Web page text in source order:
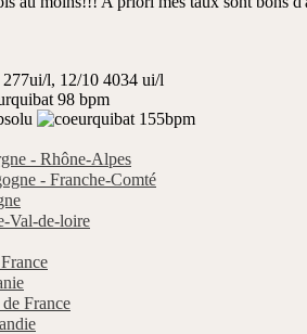
l, 12/10 4034 ui/l
98 bpm
155bpm
- Rhône-Alpes
- Franche-Comté
Val-de-loire
France